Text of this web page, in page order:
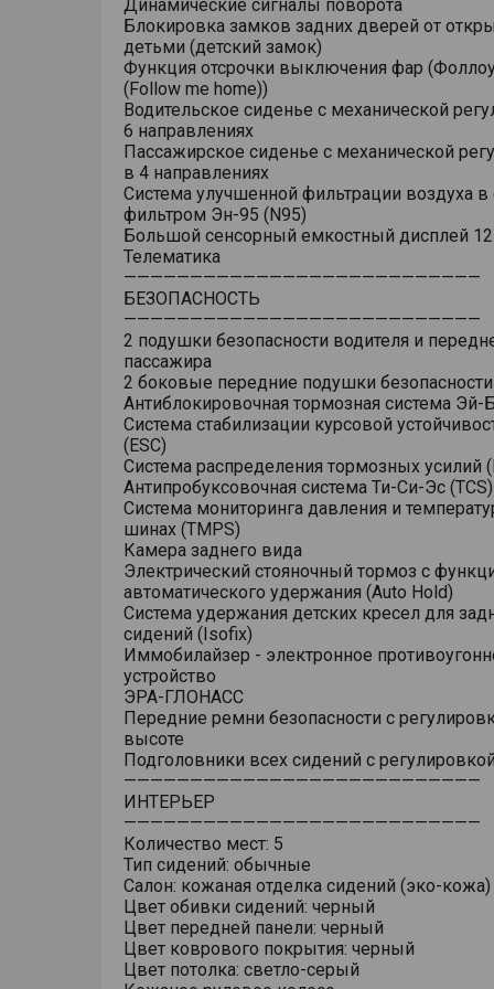
Динамические сигналы поворота
Блокировка замков задних дверей от
детьми (детский замок)
Функция отсрочки выключения фар
(Follow me home))
Водительское сиденье с механической
6 направлениях
Пассажирское сиденье с механической
в 4 направлениях
Система улучшенной фильтрации воздуха в
фильтром Эн-95 (N95)
Большой сенсорный емкостный дисплей
Телематика
———————————————————————————
БЕЗОПАСНОСТЬ
———————————————————————————
2 подушки безопасности водителя и
пассажира
2 боковые передние подушки безопасности
Антиблокировочная тормозная система Эй-
Система стабилизации курсовой
(ESC)
Система распределения тормозных усилий
Антипробуксовочная система Ти-Си-Эс (TCS)
Система мониторинга давления и
шинах (TMPS)
Камера заднего вида
Электрический стояночный тормоз с
автоматического удержания (Auto Hold)
Система удержания детских кресел для
сидений (Isofix)
Иммобилайзер - электронное
устройство
ЭРА-ГЛОНАСС
Передние ремни безопасности с
высоте
Подголовники всех сидений с
———————————————————————————
ИНТЕРЬЕР
———————————————————————————
Количество мест: 5
Тип сидений: обычные
Салон: кожаная отделка сидений (эко-кожа)
Цвет обивки сидений: черный
Цвет передней панели: черный
Цвет коврового покрытия: черный
Цвет потолка: светло-серый